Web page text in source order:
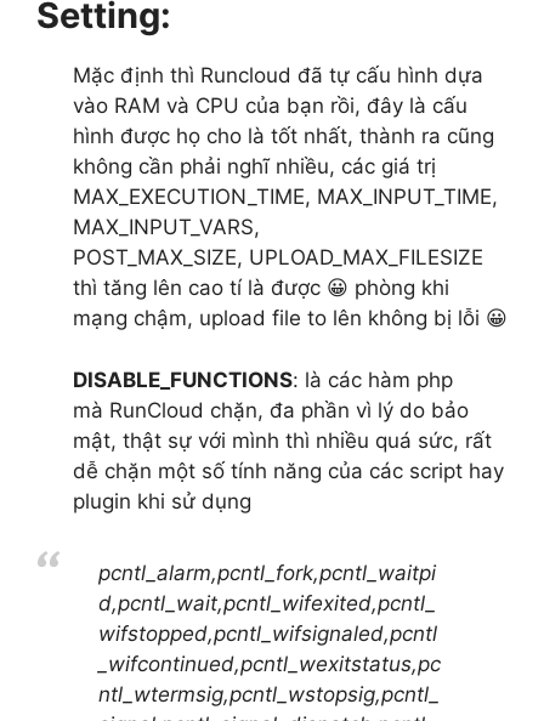
Setting:
Mặc định thì Runcloud đã tự cấu hình dựa
vào RAM và CPU của bạn rồi, đây là cấu
hình được họ cho là tốt nhất, thành ra cũng
không cần phải nghĩ nhiều, các giá trị
MAX_EXECUTION_TIME, MAX_INPUT_TIME,
MAX_INPUT_VARS,
POST_MAX_SIZE, UPLOAD_MAX_FILESIZE
thì tăng lên cao tí là được 😀 phòng khi
mạng chậm, upload file to lên không bị lỗi 😀
DISABLE_FUNCTIONS: là các hàm php
mà RunCloud chặn, đa phần vì lý do bảo
mật, thật sự với mình thì nhiều quá sức, rất
dễ chặn một số tính năng của các script hay
plugin khi sử dụng
pcntl_alarm,pcntl_fork,pcntl_waitpi
d,pcntl_wait,pcntl_wifexited,pcntl_
wifstopped,pcntl_wifsignaled,pcntl
_wifcontinued,pcntl_wexitstatus,pc
ntl_wtermsig,pcntl_wstopsig,pcntl_